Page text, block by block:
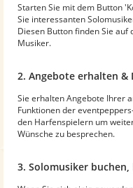
Starten Sie mit dem Button
Sie interessanten
Diesen Button finden Sie
Musiker.
2. Angebote erhalten &
Sie erhalten Angebote Ihrer
Funktionen der
den Harfenspielern um
Wünsche zu besprechen.
3. Solomusiker